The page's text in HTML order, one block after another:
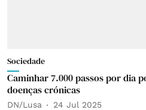
Sociedade
Caminhar 7.000 passos por dia
doenças crónicas
DN/Lusa 24 Jul 2025